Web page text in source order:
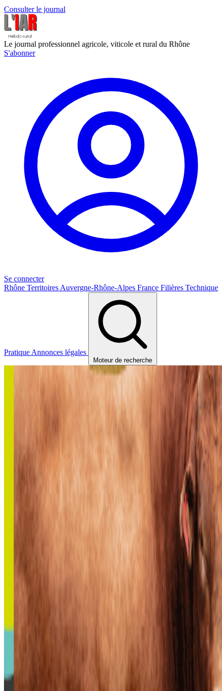
Consulter le journal
Le journal professionnel agricole, viticole et rural du Rhône
S'abonner
Se connecter
Rhône Territoires Auvergne-Rhône-Alpes France Filières Technique
Pratique Annonces légales
Moteur de recherche